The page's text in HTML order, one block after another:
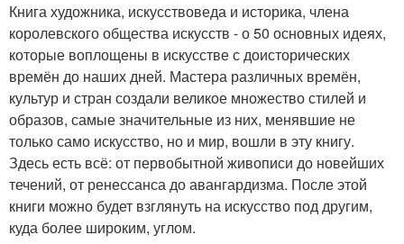
Книга художника, искусствоведа и историка, члена
королевского общества искусств - о 50 основных идеях,
которые воплощены в искусстве с доисторических
времён до наших дней. Мастера различных времён,
культур и стран создали великое множество стилей и
образов, самые значительные из них, менявшие не
только само искусство, но и мир, вошли в эту книгу.
Здесь есть всё: от первобытной живописи до новейших
течений, от ренессанса до авангардизма. После этой
книги можно будет взглянуть на искусство под другим,
куда более широким, углом.